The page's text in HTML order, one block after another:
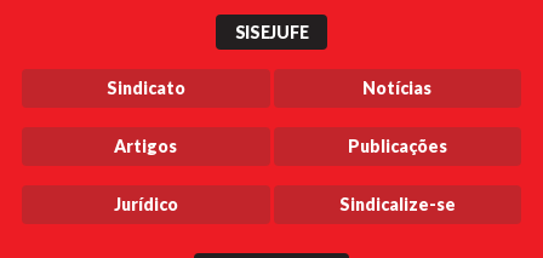
SISEJUFE
Sindicato Notícias
Artigos Publicações
Jurídico Sindicalize-se